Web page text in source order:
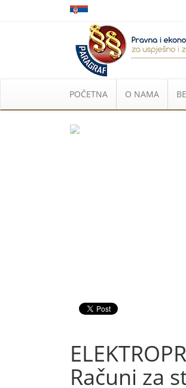
POČETNA O NAMA
Računi za